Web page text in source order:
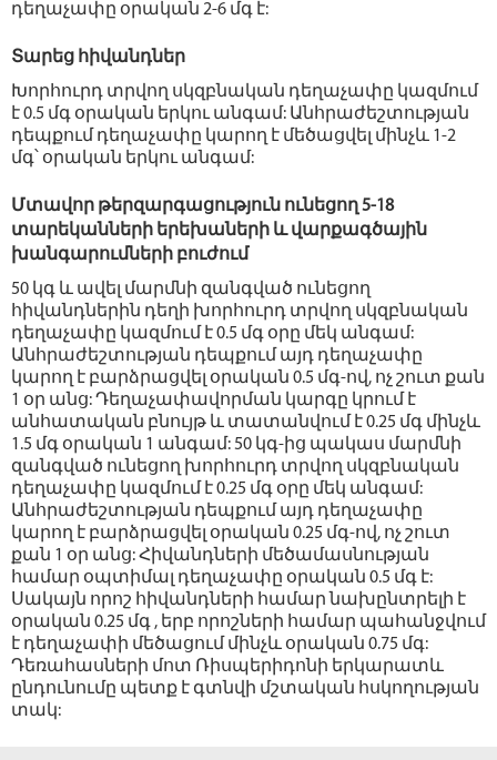
դեղաչափը օրական 2-6 մգ է:
Տարեց հիվանդներ
Խորհուրդ տրվող սկզբնական դեղաչափը կազմում
է 0.5 մգ օրական երկու անգամ: Անհրաժեշտության
դեպքում դեղաչափը կարող է մեծացվել մինչև 1-2
մգ՝ օրական երկու անգամ:
Մտավոր թերզարգացություն ունեցող 5-18
տարեկանների երեխաների և վարքագծային
խանգարումների բուժում
50 կգ և ավել մարմնի զանգված ունեցող
հիվանդներին դեղի խորհուրդ տրվող սկզբնական
դեղաչափը կազմում է 0.5 մգ օրը մեկ անգամ:
Անհրաժեշտության դեպքում այդ դեղաչափը
կարող է բարձրացվել օրական 0.5 մգ-ով, ոչ շուտ քան
1 օր անց: Դեղաչափավորման կարգը կրում է
անհատական բնույթ և տատանվում է 0.25 մգ մինչև
1.5 մգ օրական 1 անգամ: 50 կգ-ից պակաս մարմնի
զանգված ունեցող խորհուրդ տրվող սկզբնական
դեղաչափը կազմում է 0.25 մգ օրը մեկ անգամ:
Անհրաժեշտության դեպքում այդ դեղաչափը
կարող է բարձրացվել օրական 0.25 մգ-ով, ոչ շուտ
քան 1 օր անց: Հիվանդների մեծամասնության
համար օպտիմալ դեղաչափը օրական 0.5 մգ է:
Սակայն որոշ հիվանդների համար նախընտրելի է
օրական 0.25 մգ , երբ որոշների համար պահանջվում
է դեղաչափի մեծացում մինչև օրական 0.75 մգ:
Դեռահասների մոտ Ռիսպերիդոնի երկարատև
ընդունումը պետք է գտնվի մշտական հսկողության
տակ: